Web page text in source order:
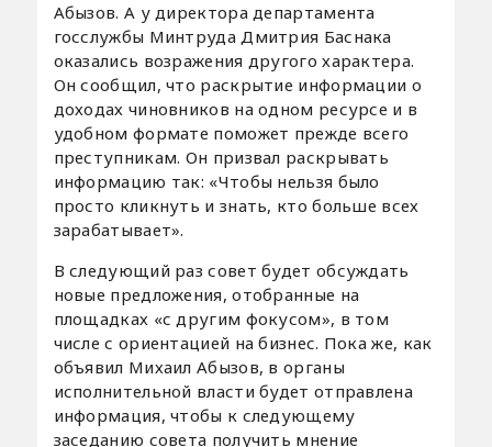
Абызов. А у директора департамента
госслужбы Минтруда Дмитрия Баснака
оказались возражения другого характера.
Он сообщил, что раскрытие информации о
доходах чиновников на одном ресурсе и в
удобном формате поможет прежде всего
преступникам. Он призвал раскрывать
информацию так: «Чтобы нельзя было
просто кликнуть и знать, кто больше всех
зарабатывает».
В следующий раз совет будет обсуждать
новые предложения, отобранные на
площадках «с другим фокусом», в том
числе с ориентацией на бизнес. Пока же, как
объявил Михаил Абызов, в органы
исполнительной власти будет отправлена
информация, чтобы к следующему
заседанию совета получить мнение